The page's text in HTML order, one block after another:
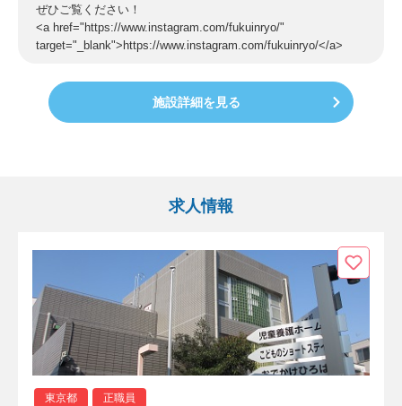
ぜひご覧ください！
<a href="https://www.instagram.com/fukuinryo/"
target="_blank">https://www.instagram.com/fukuinryo/</a>
施設詳細を見る
求人情報
東京都 正職員